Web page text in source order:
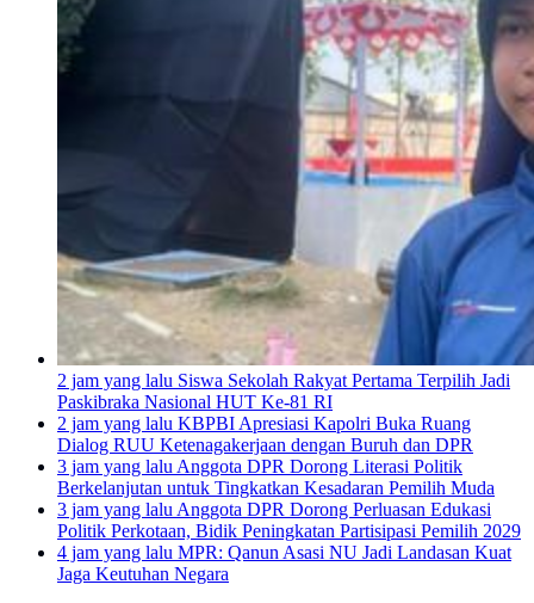
2 jam yang lalu Siswa Sekolah Rakyat Pertama Terpilih Jadi
Paskibraka Nasional HUT Ke-81 RI
2 jam yang lalu KBPBI Apresiasi Kapolri Buka Ruang
Dialog RUU Ketenagakerjaan dengan Buruh dan DPR
3 jam yang lalu Anggota DPR Dorong Literasi Politik
Berkelanjutan untuk Tingkatkan Kesadaran Pemilih Muda
3 jam yang lalu Anggota DPR Dorong Perluasan Edukasi
Politik Perkotaan, Bidik Peningkatan Partisipasi Pemilih 2029
4 jam yang lalu MPR: Qanun Asasi NU Jadi Landasan Kuat
Jaga Keutuhan Negara